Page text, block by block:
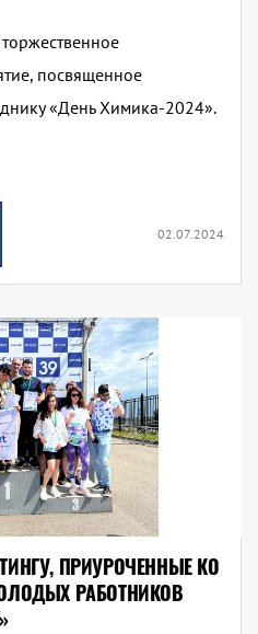
посвященное
«День Химика-2024».
02.07.2024
ПРИУРОЧЕННЫЕ КО
РАБОТНИКОВ